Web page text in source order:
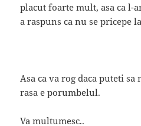
placut foarte mult, asa ca l-
a raspuns ca nu se pricepe
Asa ca va rog daca puteti sa
rasa e porumbelul.
Va multumesc..